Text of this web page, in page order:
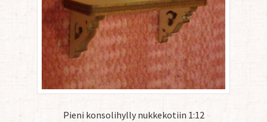
Pieni konsolihylly nukkekotiin 1:12